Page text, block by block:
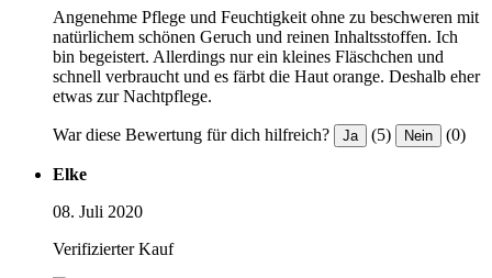
Angenehme Pflege und Feuchtigkeit ohne zu beschweren mit
natürlichem schönen Geruch und reinen Inhaltsstoffen. Ich
bin begeistert. Allerdings nur ein kleines Fläschchen und
schnell verbraucht und es färbt die Haut orange. Deshalb eher
etwas zur Nachtpflege.
War diese Bewertung für dich hilfreich? Ja (5) Nein (0)
Elke
08. Juli 2020
Verifizierter Kauf